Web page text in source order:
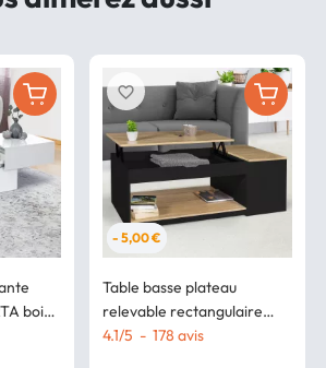
bois
- 5,00 €
Table basse plateau
relevable rectangulaire
ELEA avec coffre bois noir
4.1/5 - 178 avis
favorite_border